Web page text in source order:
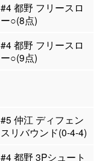
#4 都野 フリースロ
ー○(8点)
#4 都野 フリースロ
ー○(9点)
#5 仲江 ディフェン
スリバウンド(0-4-4)
#4 都野 3Pシュート